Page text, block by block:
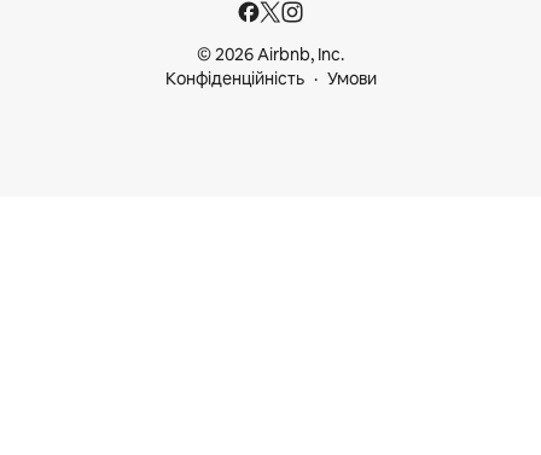
© 2026 Airbnb, Inc.
Конфіденційність
Умови